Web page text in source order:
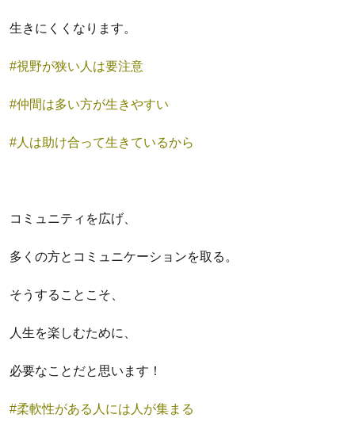
生きにくくなります。
#視野が狭い人は要注意
#仲間は多い方が生きやすい
#人は助け合って生きているから
コミュニティを広げ、
多くの方とコミュニケーションを取る。
そうすることこそ、
人生を楽しむために、
必要なことだと思います！
#柔軟性がある人には人が集まる